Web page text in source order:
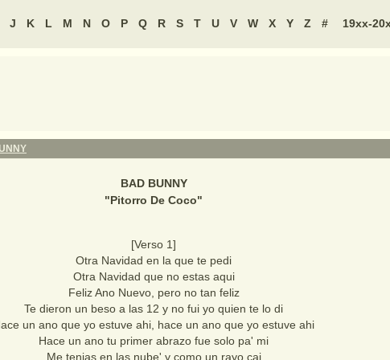
J K L M N O P Q R S T U V W X Y Z # 19xx-
BAD BUNNY
"Pitorro De Coco"
[Verso 1]
Otra Navidad en la que te pedi
Otra Navidad que no estas aqui
Feliz Ano Nuevo, pero no tan feliz
Te dieron un beso a las 12 y no fui yo quien te lo di
un ano que yo estuve ahi, hace un ano que yo estuve ahi
Hace un ano tu primer abrazo fue solo pa' mi
Me tenias en las nube' y como un rayo cai